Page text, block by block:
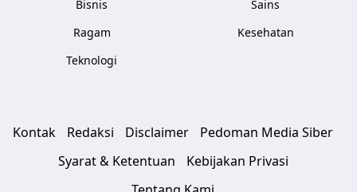
Bisnis
Ragam
Teknologi
Sains
Kesehatan
Kontak Redaksi Disclaimer
Pedoman Media Siber
Syarat & Ketentuan
Kebijakan Privasi